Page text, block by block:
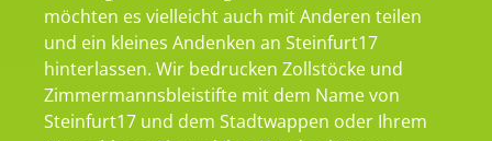
möchten es vielleicht auch mit Anderen teilen
und ein kleines Andenken an Steinfurt17
hinterlassen. Wir bedrucken Zollstöcke und
Zimmermannsbleistifte mit dem Name von
Steinfurt17 und dem Stadtwappen oder Ihrem